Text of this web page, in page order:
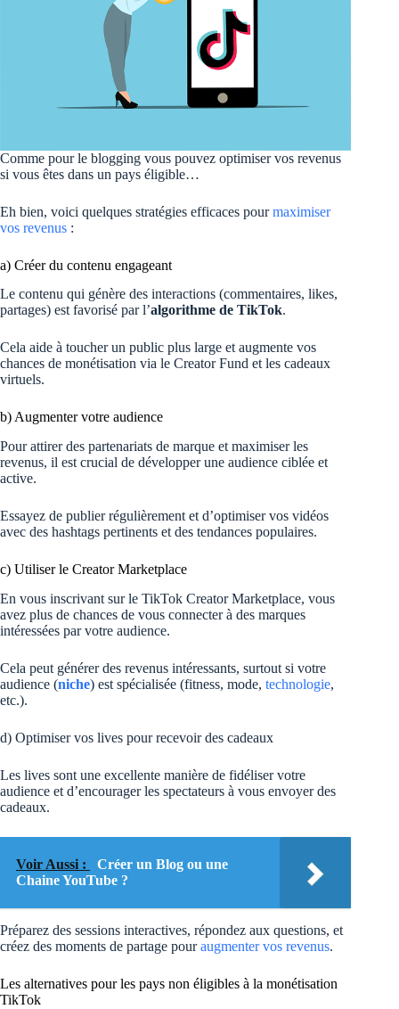
Comme pour le blogging vous pouvez optimiser vos revenus
si vous êtes dans un pays éligible…
Eh bien, voici quelques stratégies efficaces pourmaximiser
vos revenus :
a) Créer du contenu engageant
Le contenu qui génère des interactions (commentaires, likes,
partages) est favorisé par l’algorithme de TikTok.
Cela aide à toucher un public plus large et augmente vos
chances de monétisation via le Creator Fund et les cadeaux
virtuels.
b) Augmenter votre audience
Pour attirer des partenariats de marque et maximiser les
revenus, il est crucial de développer une audience ciblée et
active.
Essayez de publier régulièrement et d’optimiser vos vidéos
avec des hashtags pertinents et des tendances populaires.
c) Utiliser le Creator Marketplace
En vous inscrivant sur le TikTok Creator Marketplace, vous
avez plus de chances de vous connecter à des marques
intéressées par votre audience.
Cela peut générer des revenus intéressants, surtout si votre
audience (niche) est spécialisée (fitness, mode, technologie,
etc.).
d) Optimiser vos lives pour recevoir des cadeaux
Les lives sont une excellente manière de fidéliser votre
audience et d’encourager les spectateurs à vous envoyer des
cadeaux.
Voir Aussi :
Créer un Blog ou une
Chaine YouTube ?
Préparez des sessions interactives, répondez aux questions, et
créez des moments de partage pouraugmenter vos revenus.
Les alternatives pour les pays non éligibles à la monétisation
TikTok